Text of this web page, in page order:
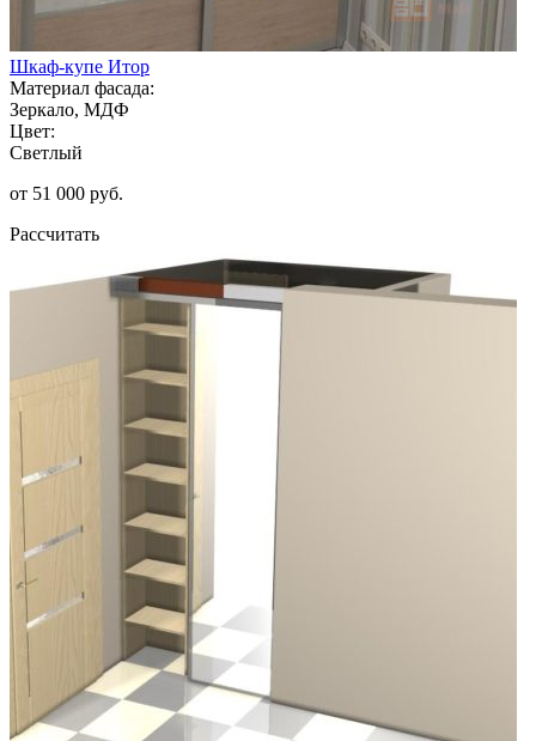
Шкаф-купе Итор
Материал фасада:
Зеркало, МДФ
Цвет:
Светлый
от 51 000 руб.
Рассчитать